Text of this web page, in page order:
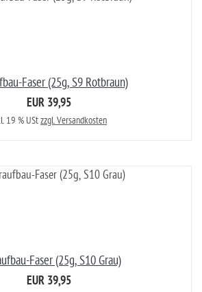
Faser (25g, S9 Rotbraun)
EUR 39,95
19 % UStzzgl. Versandkosten
Faser (25g, S10 Grau)
EUR 39,95